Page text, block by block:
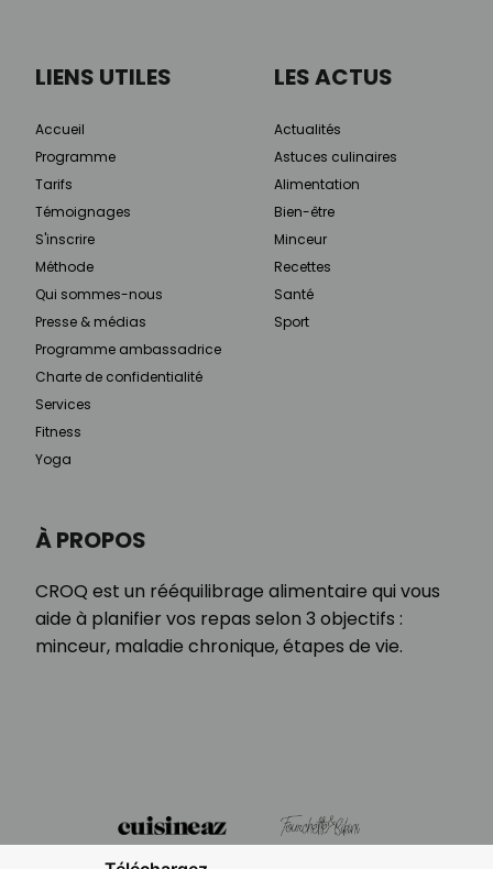
À PROPOS
CROQ est un rééquilibrage alimentaire qui vous
aide à planifier vos repas selon 3 objectifs :
minceur, maladie chronique, étapes de vie.
LIENS UTILES
Accueil
Programme
Tarifs
Témoignages
S'inscrire
Méthode
Qui sommes-nous
Presse & médias
Programme ambassadrice
Charte de confidentialité
Services
Fitness
Yoga
LES ACTUS
Actualités
Astuces culinaires
Alimentation
Bien-être
Minceur
Recettes
Santé
Sport